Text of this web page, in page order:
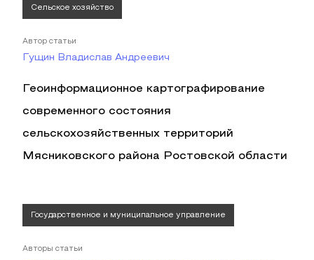
Сельское хозяйство
Автор статьи
Гущин Владислав Андреевич
Геоинформационное картографирование
современного состояния
сельскохозяйственных территорий
Мясниковского района Ростовской области
Государственное и муниципальное управление
Авторы статьи